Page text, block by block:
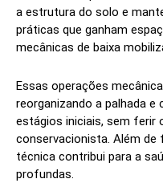
a estrutura do solo e
práticas que ganham
mecânicas de baixa
Essas operações
reorganizando a palhada
estágios iniciais, sem ferir
conservacionista. Além
técnica contribui para a
profundas.